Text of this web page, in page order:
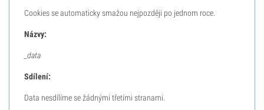
Cookies se automaticky smažou nejpozději po jednom roce.
Názvy:
_data
Sdílení:
Data nesdílíme se žádnými třetími stranami.